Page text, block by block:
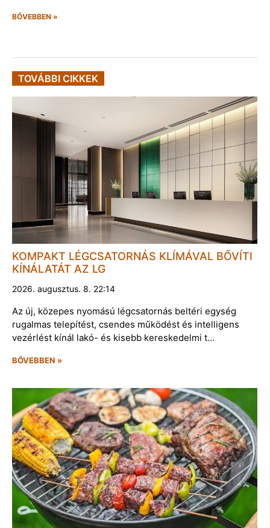
BŐVEBBEN »
TOVÁBBI CIKKEK
KOMPAKT LÉGCSATORNÁS KLÍMÁVAL BŐVÍTI
KÍNÁLATÁT AZ LG
2026. augusztus. 8. 22:14
Az új, közepes nyomású légcsatornás beltéri egység
rugalmas telepítést, csendes működést és intelligens
vezérlést kínál lakó- és kisebb kereskedelmi t…
BŐVEBBEN »